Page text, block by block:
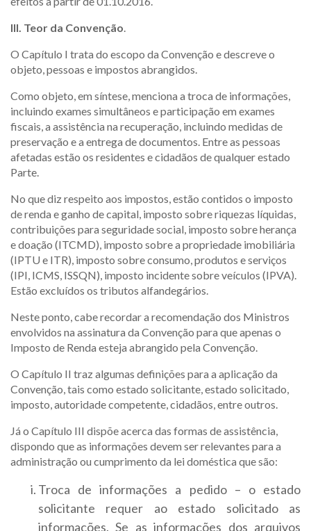
III. Teor da Convenção.
O Capítulo I trata do escopo da Convenção e descreve o
objeto, pessoas e impostos abrangidos.
Como objeto, em síntese, menciona a troca de informações,
incluindo exames simultâneos e participação em exames
fiscais, a assistência na recuperação, incluindo medidas de
preservação e a entrega de documentos. Entre as pessoas
afetadas estão os residentes e cidadãos de qualquer estado
Parte.
No que diz respeito aos impostos, estão contidos o imposto
de renda e ganho de capital, imposto sobre riquezas líquidas,
contribuições para seguridade social, imposto sobre herança
e doação (ITCMD), imposto sobre a propriedade imobiliária
(IPTU e ITR), imposto sobre consumo, produtos e serviços
(IPI, ICMS, ISSQN), imposto incidente sobre veículos (IPVA).
Estão excluídos os tributos alfandegários.
Neste ponto, cabe recordar a recomendação dos Ministros
envolvidos na assinatura da Convenção para que apenas o
Imposto de Renda esteja abrangido pela Convenção.
O Capítulo II traz algumas definições para a aplicação da
Convenção, tais como estado solicitante, estado solicitado,
imposto, autoridade competente, cidadãos, entre outros.
Já o Capítulo III dispõe acerca das formas de assistência,
dispondo que as informações devem ser relevantes para a
administração ou cumprimento da lei doméstica que são:
Troca de informações a pedido – o estado
solicitante requer ao estado solicitado as
informações. Se as informações dos arquivos